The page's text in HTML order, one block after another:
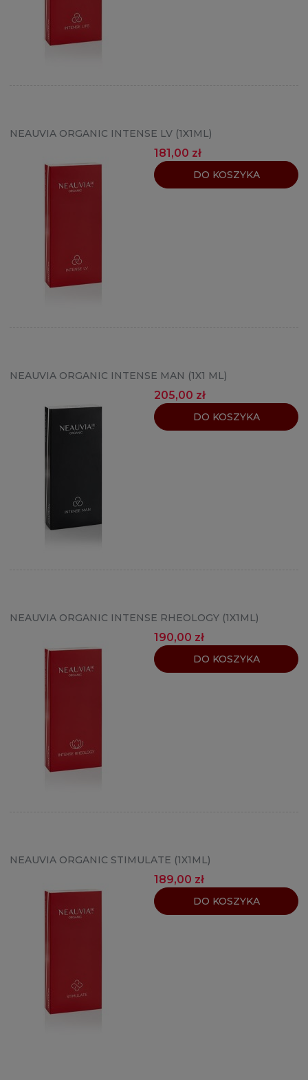
NEAUVIA ORGANIC INTENSE LV (1X1ML)
181,00 zł
DO KOSZYKA
NEAUVIA ORGANIC INTENSE MAN (1X1 ML)
205,00 zł
DO KOSZYKA
NEAUVIA ORGANIC INTENSE RHEOLOGY (1X1ML)
190,00 zł
DO KOSZYKA
NEAUVIA ORGANIC STIMULATE (1X1ML)
189,00 zł
DO KOSZYKA